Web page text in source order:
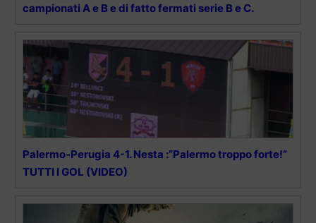
campionati A e B e di fatto fermati serie B e C.
Palermo-Perugia 4-1. Nesta :”Palermo troppo forte!”
TUTTI I GOL (VIDEO)